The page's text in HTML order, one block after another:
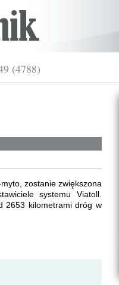
(4788)
zostanie zwiększona
systemu Viatoll.
2653 kilometrami dróg w